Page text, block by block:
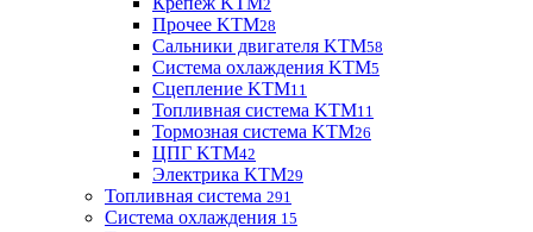
2
Прочее KTM28
Сальники двигателя KTM58
Система охлаждения KTM5
Сцепление KTM11
Топливная система KTM11
Тормозная система KTM26
ЦПГ KTM42
Электрика KTM29
Топливная система 291
Система охлаждения 15